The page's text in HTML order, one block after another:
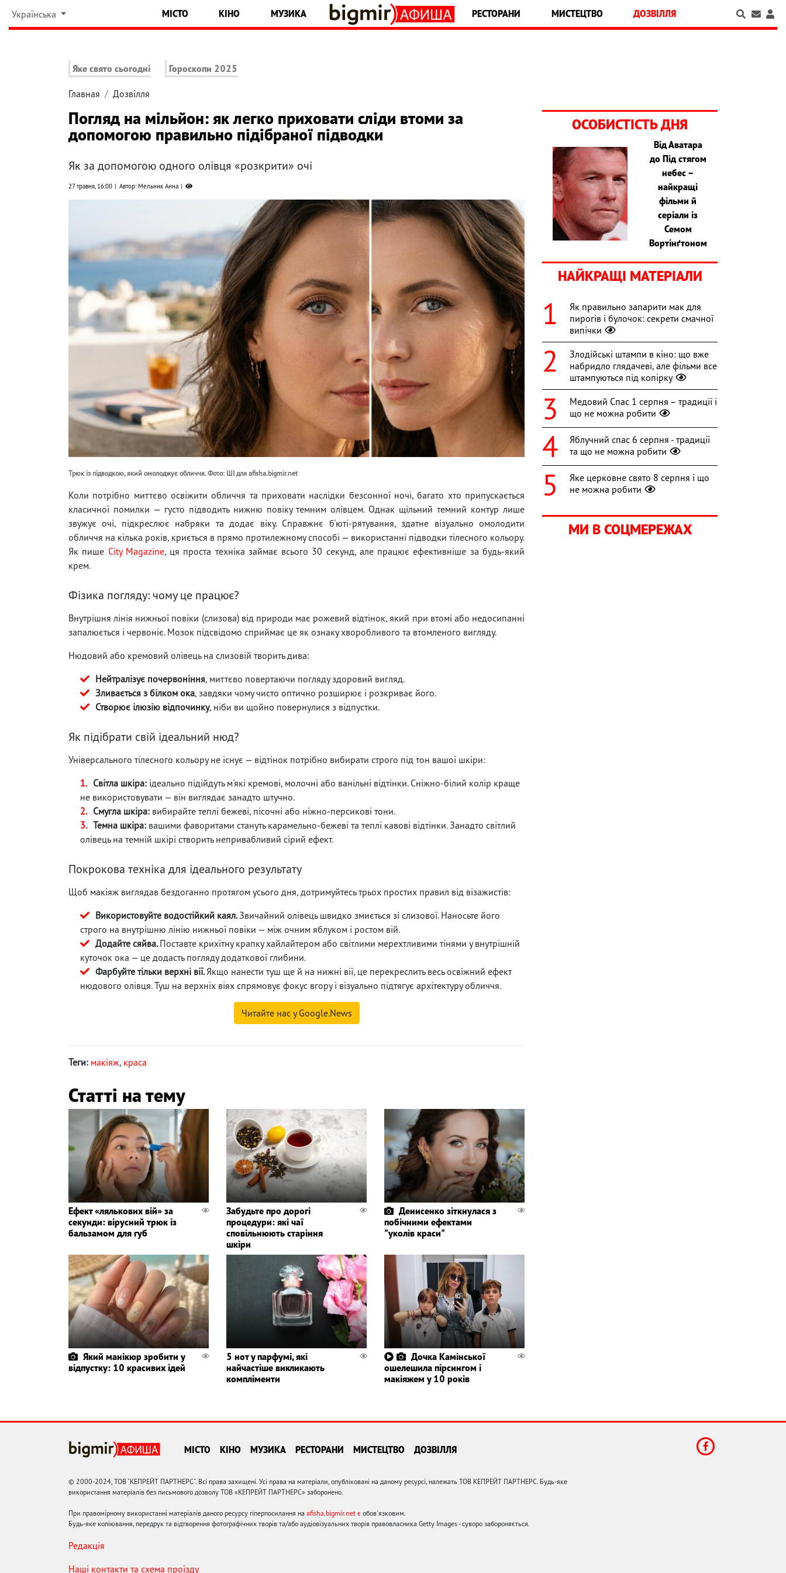
Українська МІСТО КІНО МУЗИКА РЕСТОРАНИ МИСТЕЦТВО ДОЗВІЛЛЯ
Яке свято сьогодні Гороскопи 2025
Главная Дозвілля
Погляд на мільйон: як легко приховати сліди втоми за
допомогою правильно підібраної підводки
Як за допомогою одного олівця «розкрити» очі
27 травня, 16:00 Автор: Мельник Анна
Трюк із підводкою, який омолоджує обличчя. Фото: ШІ для afisha.bigmir.net
Коли потрібно миттєво освіжити обличчя та приховати наслідки безсонної ночі, багато хто припускається
класичної помилки — густо підводить нижню повіку темним олівцем. Однак щільний темний контур лише
звужує очі, підкреслює набряки та додає віку. Справжнє б'юті-рятування, здатне візуально омолодити
обличчя на кілька років, криється в прямо протилежному способі — використанні підводки тілесного кольору.
Як пише City Magazine, ця проста техніка займає всього 30 секунд, але працює ефективніше за будь-який
крем.
Фізика погляду: чому це працює?
Внутрішня лінія нижньої повіки (слизова) від природи має рожевий відтінок, який при втомі або недосипанні
запалюється і червоніє. Мозок підсвідомо сприймає це як ознаку хворобливого та втомленого вигляду.
Нюдовий або кремовий олівець на слизовій творить дива:
Нейтралізує почервоніння, миттєво повертаючи погляду здоровий вигляд.
Зливається з білком ока, завдяки чому чисто оптично розширює і розкриває його.
Створює ілюзію відпочинку, ніби ви щойно повернулися з відпустки.
Як підібрати свій ідеальний нюд?
Універсального тілесного кольору не існує — відтінок потрібно вибирати строго під тон вашої шкіри:
Світла шкіра: ідеально підійдуть м'які кремові, молочні або ванільні відтінки. Сніжно-білий колір краще
не використовувати — він виглядає занадто штучно.
Смугла шкіра: вибирайте теплі бежеві, пісочні або ніжно-персикові тони.
Темна шкіра: вашими фаворитами стануть карамельно-бежеві та теплі кавові відтінки. Занадто світлий
олівець на темній шкірі створить непривабливий сірий ефект.
Покрокова техніка для ідеального результату
Щоб макіяж виглядав бездоганно протягом усього дня, дотримуйтесь трьох простих правил від візажистів:
Використовуйте водостійкий каял.Звичайний олівець швидко змиється зі слизової. Наносьте його
строго на внутрішню лінію нижньої повіки — між очним яблуком і ростом вій.
Додайте сяйва.Поставте крихітну крапку хайлайтером або світлими мерехтливими тінями у внутрішній
куточок ока — це додасть погляду додаткової глибини.
Фарбуйте тільки верхні вії.Якщо нанести туш ще й на нижні вії, це перекреслить весь освіжний ефект
нюдового олівця. Туш на верхніх віях спрямовує фокус вгору і візуально підтягує архітектуру обличчя.
Читайте нас у Google.News
Теги: макіяж, краса
Статті на тему
Ефект «лялькових вій» за
секунди: вірусний трюк із
бальзамом для губ
Забудьте про дорогі
процедури: які чаї
сповільнюють старіння
шкіри
Денисенко зіткнулася з
побічними ефектами
"уколів краси"
Який манікюр зробити у
відпустку: 10 красивих ідей
5 нот у парфумі, які
найчастіше викликають
компліменти
Дочка Камінської
ошелешила пірсингом і
макіяжем у 10 років
ОСОБИСТІСТЬ ДНЯ
Від Аватара
до Під стягом
небес –
найкращі
фільми й
серіали із
Семом
Вортінґтоном
НАЙКРАЩІ МАТЕРІАЛИ
Як правильно запарити мак для
пирогів і булочок: секрети смачної
випічки
Злодійські штампи в кіно: що вже
набридло глядачеві, але фільми все
штампуються під копірку
Медовий Спас 1 серпня – традиції і
що не можна робити
Яблучний спас 6 серпня - традиції
та що не можна робити
Яке церковне свято 8 серпня і що
не можна робити
МИ В СОЦМЕРЕЖАХ
МІСТО КІНО МУЗИКА РЕСТОРАНИ МИСТЕЦТВО ДОЗВІЛЛЯ
© 2000-2024, ТОВ "КЕПРЕЙТ ПАРТНЕРС". Всі права захищені. Усі права на матеріали, опубліковані на даному ресурсі, належать ТОВ КЕПРЕЙТ ПАРТНЕРС. Будь-яке
використання матеріалів без письмового дозволу ТОВ «КЕПРЕЙТ ПАРТНЕРС» заборонено.
При правомірному використанні матеріалів даного ресурсу гіперпосилання на afisha.bigmir.net є обов'язковим.
Будь-яке копіювання, передрук та відтворення фотографічних творів та/або аудіовізуальних творів правовласника Getty Images - суворо забороняється.
Редакція
Наші контакти та схема проїзду